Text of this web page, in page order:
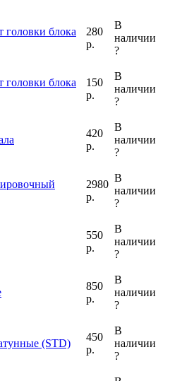
головки блока
280
р.
В
наличии
?
головки блока
150
р.
В
наличии
?
420
р.
В
наличии
?
2980
р.
В
наличии
?
550
р.
В
наличии
?
850
р.
В
наличии
?
(STD)
450
р.
В
наличии
?